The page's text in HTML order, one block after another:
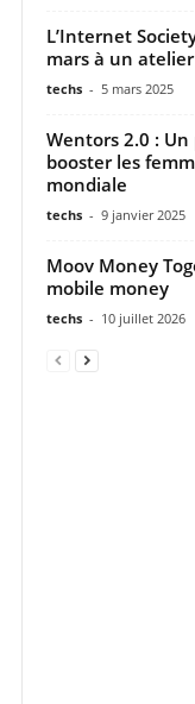
L’Internet
mars à un
techs - 5 mars 2025
Wentors 2.0 :
booster les
mondiale
techs - 9 janvier 2025
Moov Money
mobile money
techs - 10 juillet 2026